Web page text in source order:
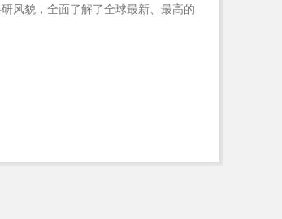
风貌，全面了解了全球最新、最高的